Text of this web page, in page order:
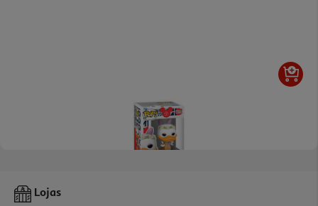
Figura Funko Pop Disney Daisy
Lojas